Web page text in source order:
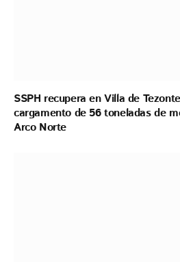
SSPH recupera en Villa de
cargamento de 56 toneladas de
Arco Norte